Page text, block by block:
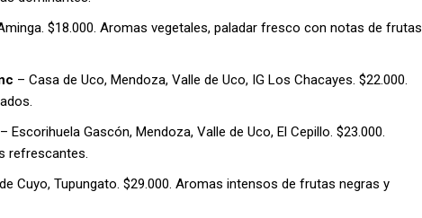
$18.000. Aromas vegetales, paladar fresco con notas de frutas
– Casa de Uco, Mendoza, Valle de Uco, IG Los Chacayes. $22.000.
– Escorihuela Gascón, Mendoza, Valle de Uco, El Cepillo. $23.000.
refrescantes.
Cuyo, Tupungato. $29.000. Aromas intensos de frutas negras y